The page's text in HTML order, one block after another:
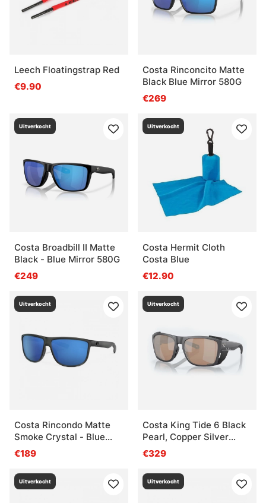
Leech Floatingstrap Red
€9.90
Costa Rinconcito Matte
Black Blue Mirror 580G
€269
Uitverkocht
Costa Broadbill II Matte
Black - Blue Mirror 580G
€249
Uitverkocht
Costa Hermit Cloth
Costa Blue
€12.90
Uitverkocht
Costa Rincondo Matte
Smoke Crystal - Blue
Mirror 580P
€189
Uitverkocht
Costa King Tide 6 Black
Pearl, Copper Silver
Mirror 580g
€329
Uitverkocht Uitverkocht